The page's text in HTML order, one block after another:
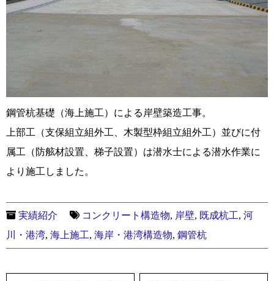
鋼管杭基礎（海上施工）による岸壁築造工事。
上部工（支保組立組外工、木製型枠組立組外工）並びに付
属工（防舷材設置、梯子設置）は潜水士による潜水作業に
より施工しました。
実績紹介 コンクリート構造物, 岸壁, 既成杭工, 河
川・港湾, 海上施工, 海岸・港湾構造物, 鋼管杭